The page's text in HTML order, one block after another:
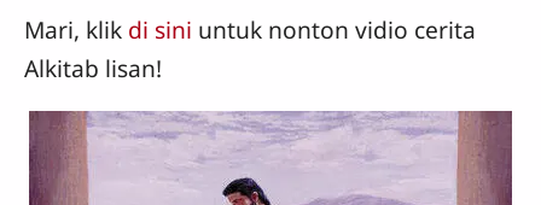
Mari, klik di sini untuk nonton vidio cerita
Alkitab lisan!